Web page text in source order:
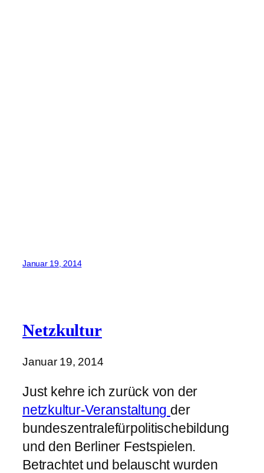
Januar 19, 2014
Netzkultur
Januar 19, 2014
Just kehre ich zurück von der
netzkultur-Veranstaltung der
bundeszentralefürpolitischebildung
und den Berliner Festspielen.
Betrachtet und belauscht wurden